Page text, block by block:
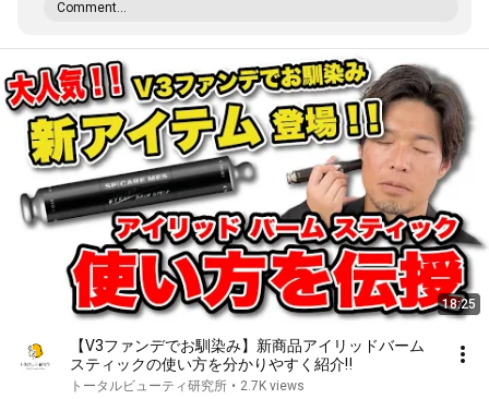
Comment...
18:25
【V3ファンデでお馴染み】新商品アイリッドバーム
スティックの使い方を分かりやすく紹介‼
トータルビューティ研究所 • 2.7K views